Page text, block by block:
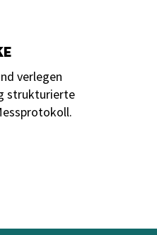
verlegen
strukturierte